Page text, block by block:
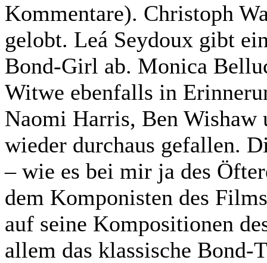
Kommentare). Christoph
gelobt. Leá Seydoux gibt
Bond-Girl ab. Monica
Witwe ebenfalls in
Naomi Harris, Ben Wishaw
wieder durchaus gefallen.
– wie es bei mir ja des
dem Komponisten des
auf seine Kompositionen
allem das klassische Bond-